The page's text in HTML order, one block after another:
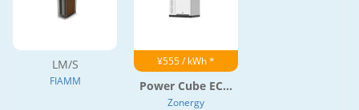
LM/S
FIAMM
¥555 / kWh *
Power Cube EC...
Zonergy